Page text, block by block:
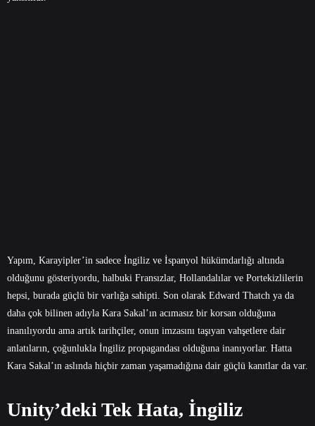
Yapım, Karayipler’in sadece İngiliz ve İspanyol hükümdarlığı altında
olduğunu gösteriyordu, halbuki Fransızlar, Hollandalılar ve Portekizlilerin
hepsi, burada güçlü bir varlığa sahipti. Son olarak Edward Thatch ya da
daha çok bilinen adıyla Kara Sakal’ın acımasız bir korsan olduğuna
inanılıyordu ama artık tarihçiler, onun imzasını taşıyan vahşetlere dair
anlatıların, çoğunlukla İngiliz propagandası olduğuna inanıyorlar. Hatta
Kara Sakal’ın aslında hiçbir zaman yaşamadığına dair güçlü kanıtlar da var.
Unity’deki Tek Hata, İngiliz